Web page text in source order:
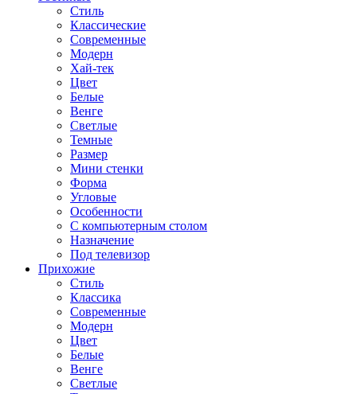
Стиль
Классические
Современные
Модерн
Хай-тек
Цвет
Белые
Венге
Светлые
Темные
Размер
Мини стенки
Форма
Угловые
Особенности
С компьютерным столом
Назначение
Под телевизор
Прихожие
Стиль
Классика
Современные
Модерн
Цвет
Белые
Венге
Светлые